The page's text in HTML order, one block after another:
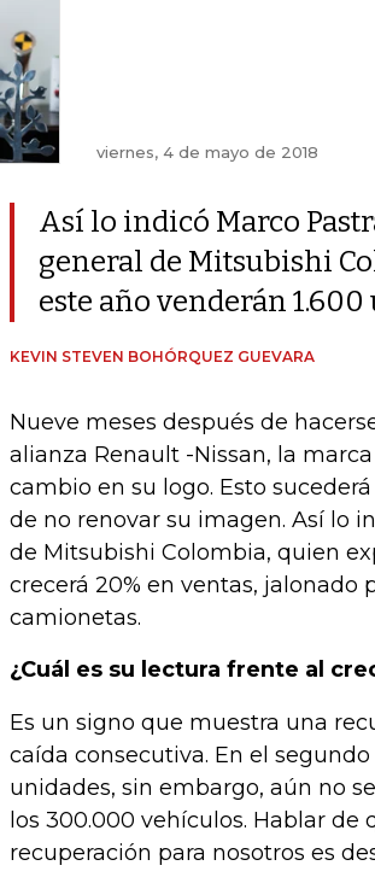
viernes, 4 de mayo de 2018
Así lo indicó Marco
general de Mitsubishi
este año venderán
KEVIN STEVEN BOHÓRQUEZ GUEVARA
Nueve meses después de
alianza Renault -Nissan, la
cambio en su logo. Esto
de no renovar su imagen. Así lo
de Mitsubishi Colombia, quien
crecerá 20% en ventas, jalonado
camionetas.
¿Cuál es su lectura frente al
Es un signo que muestra una
caída consecutiva. En el
unidades, sin embargo, aún no
los 300.000 vehículos. Hablar de
recuperación para nosotros es